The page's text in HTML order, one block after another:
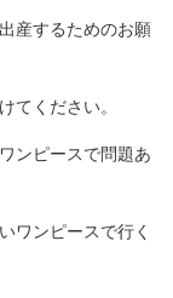
産するためのお願
てください。
ンピースで問題あ
ワンピースで行く